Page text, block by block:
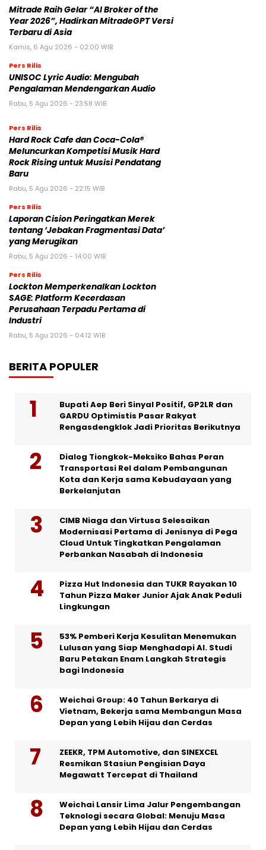
Mitrade Raih Gelar “AI Broker of the
Year 2026”, Hadirkan MitradeGPT Versi
Terbaru di Asia
Kamis, 6 Agu 2026 - 02:00 WIB
Pers Rilis
UNISOC Lyric Audio: Mengubah
Pengalaman Mendengarkan Audio
Rabu, 5 Agu 2026 - 23:58 WIB
Pers Rilis
Hard Rock Cafe dan Coca-Cola®
Meluncurkan Kompetisi Musik Hard
Rock Rising untuk Musisi Pendatang
Baru
Rabu, 5 Agu 2026 - 22:15 WIB
Pers Rilis
Laporan Cision Peringatkan Merek
tentang ‘Jebakan Fragmentasi Data’
yang Merugikan
Rabu, 5 Agu 2026 - 14:00 WIB
Pers Rilis
Lockton Memperkenalkan Lockton
SAGE: Platform Kecerdasan
Perusahaan Terpadu Pertama di
Industri
Rabu, 5 Agu 2026 - 04:12 WIB
BERITA POPULER
Bupati Aep Beri Sinyal Positif, GP2LR dan
GARDU Optimistis Pasar Rakyat
Rengasdengklok Jadi Prioritas Berikutnya
Dialog Tiongkok-Meksiko Bahas Peran
Transportasi Rel dalam Pembangunan
Kota dan Kerja sama Kebudayaan yang
Berkelanjutan
CIMB Niaga dan Virtusa Selesaikan
Modernisasi Pertama di Jenisnya di Pega
Cloud Untuk Tingkatkan Pengalaman
Perbankan Nasabah di Indonesia
Pizza Hut Indonesia dan TUKR Rayakan 10
Tahun Pizza Maker Junior Ajak Anak Peduli
Lingkungan
53% Pemberi Kerja Kesulitan Menemukan
Lulusan yang Siap Menghadapi AI. Studi
Baru Petakan Enam Langkah Strategis
bagi Indonesia
Weichai Group: 40 Tahun Berkarya di
Vietnam, Bekerja sama Membangun Masa
Depan yang Lebih Hijau dan Cerdas
ZEEKR, TPM Automotive, dan SINEXCEL
Resmikan Stasiun Pengisian Daya
Megawatt Tercepat di Thailand
Weichai Lansir Lima Jalur Pengembangan
Teknologi secara Global: Menuju Masa
Depan yang Lebih Hijau dan Cerdas